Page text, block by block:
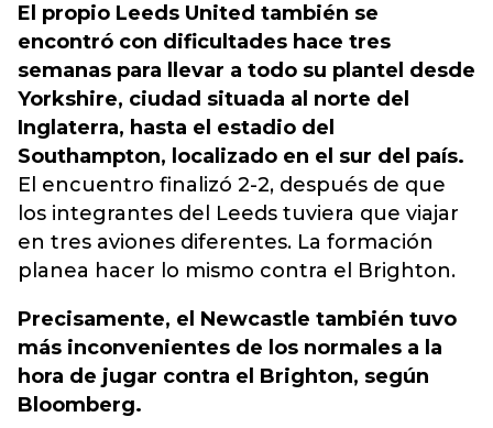
El propio Leeds United también se
encontró con dificultades hace tres
semanas para llevar a todo su plantel desde
Yorkshire, ciudad situada al norte del
Inglaterra, hasta el estadio del
Southampton, localizado en el sur del país.
El encuentro finalizó 2-2, después de que
los integrantes del Leeds tuviera que viajar
en tres aviones diferentes. La formación
planea hacer lo mismo contra el Brighton.
Precisamente, el Newcastle también tuvo
más inconvenientes de los normales a la
hora de jugar contra el Brighton, según
Bloomberg.